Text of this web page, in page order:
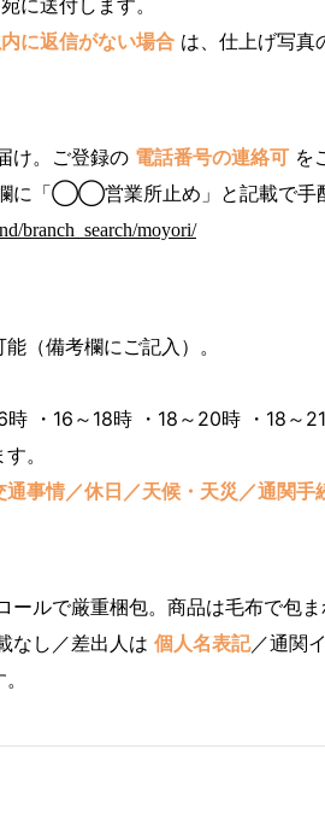
に返信がない場合 は、仕上げ写真
け。ご登録の 電話番号の連絡可 を
に「◯◯営業所止め」と記載で手
branch_search/moyori/
能（備考欄にご記入）。
時 ・16～18時 ・18～20時 ・18～
。
通事情／休日／天候・天災／通関手
ルで厳重梱包。商品は毛布で包ま
なし／差出人は 個人名表記／通関